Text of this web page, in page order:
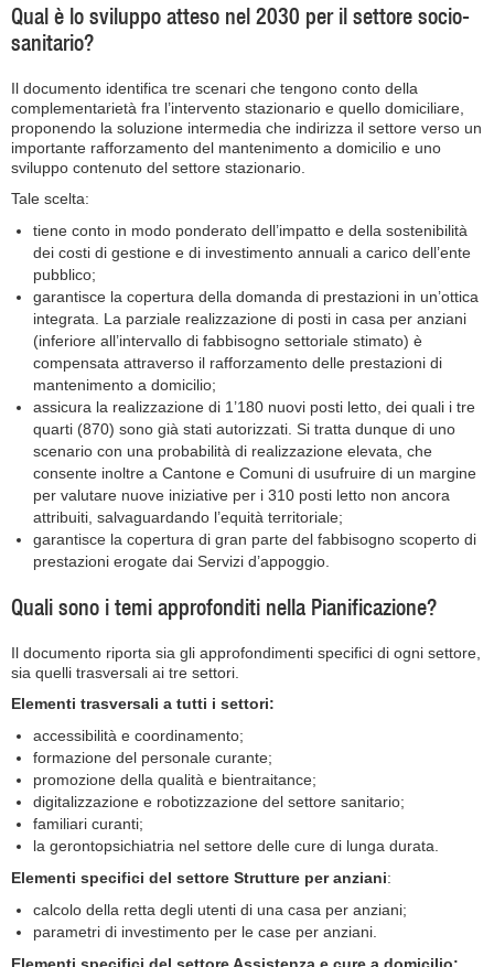
Qual è lo sviluppo atteso nel 2030 per il settore socio-
sanitario?
Il documento identifica tre scenari che tengono conto della
complementarietà fra l’intervento stazionario e quello domiciliare,
proponendo la soluzione intermedia che indirizza il settore verso un
importante rafforzamento del mantenimento a domicilio e uno
sviluppo contenuto del settore stazionario.
Tale scelta:
tiene conto in modo ponderato dell’impatto e della sostenibilità
dei costi di gestione e di investimento annuali a carico dell’ente
pubblico;
garantisce la copertura della domanda di prestazioni in un’ottica
integrata. La parziale realizzazione di posti in casa per anziani
(inferiore all’intervallo di fabbisogno settoriale stimato) è
compensata attraverso il rafforzamento delle prestazioni di
mantenimento a domicilio;
assicura la realizzazione di 1’180 nuovi posti letto, dei quali i tre
quarti (870) sono già stati autorizzati. Si tratta dunque di uno
scenario con una probabilità di realizzazione elevata, che
consente inoltre a Cantone e Comuni di usufruire di un margine
per valutare nuove iniziative per i 310 posti letto non ancora
attribuiti, salvaguardando l’equità territoriale;
garantisce la copertura di gran parte del fabbisogno scoperto di
prestazioni erogate dai Servizi d’appoggio.
Quali sono i temi approfonditi nella Pianificazione?
Il documento riporta sia gli approfondimenti specifici di ogni settore,
sia quelli trasversali ai tre settori.
Elementi trasversali a tutti i settori:
accessibilità e coordinamento;
formazione del personale curante;
promozione della qualità e bientraitance;
digitalizzazione e robotizzazione del settore sanitario;
familiari curanti;
la gerontopsichiatria nel settore delle cure di lunga durata.
Elementi specifici del settore Strutture per anziani:
calcolo della retta degli utenti di una casa per anziani;
parametri di investimento per le case per anziani.